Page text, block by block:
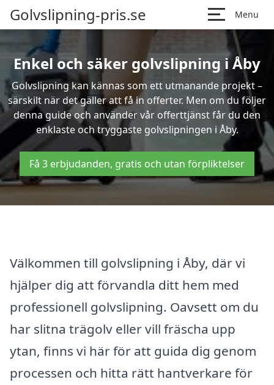
Golvslipning-pris.se Menu
Enkel och säker golvslipning i Åby
Golvslipning kan kännas som ett utmanande projekt –
särskilt när det gäller att få in offerter. Men om du följer
denna guide och använder vår offerttjänst får du den
enklaste och tryggaste golvslipningen i Åby.
Få 3 erbjudanden, gratis och utan förpliktelser
Välkommen till golvslipning i Åby, där vi
hjälper dig att förvandla ditt hem med
professionell golvslipning. Oavsett om du
har slitna trägolv eller vill fräscha upp
ytan, finns vi här för att guida dig genom
processen och hitta rätt hantverkare för